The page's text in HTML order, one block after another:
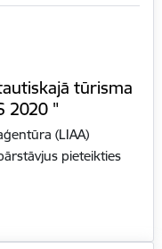
tūrisma
2020 "
(LIAA)
pieteikties